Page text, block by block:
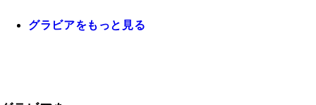
グラビアをもっと見る